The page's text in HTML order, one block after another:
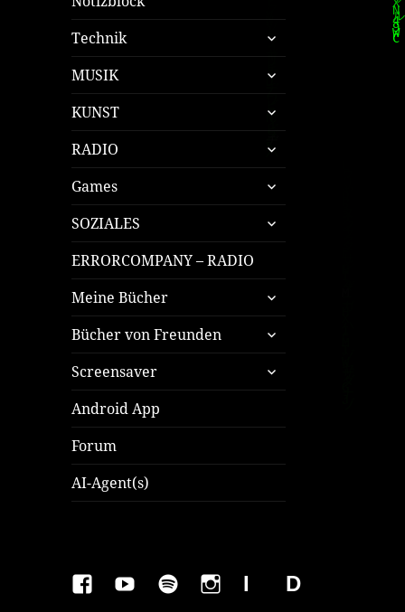
Technik
untermenü
öffnen
MUSIK
untermenü
öffnen
KUNST
untermenü
öffnen
RADIO
untermenü
öffnen
Games
untermenü
öffnen
SOZIALES
untermenü
öffnen
ERRORCOMPANY – RADIO
Meine Bücher
untermenü
öffnen
Bücher von Freunden
untermenü
öffnen
Screensaver
untermenü
öffnen
Android App
Forum
AI-Agent(s)
FAKEBOOK
YOUTUBESPOTIFYINSTAGRAM
IMPRESSUM